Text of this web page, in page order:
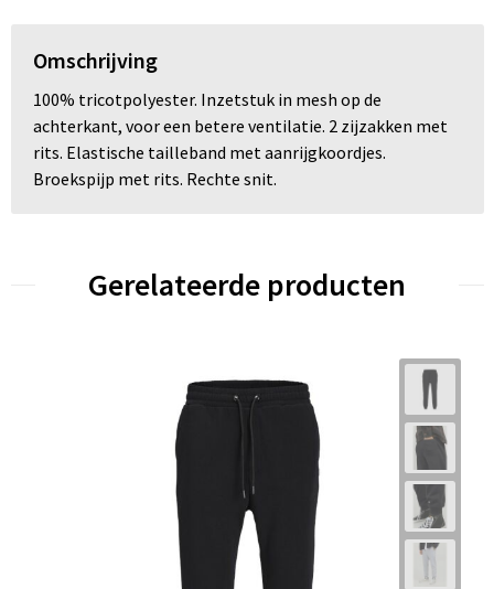
Omschrijving
100% tricotpolyester. Inzetstuk in mesh op de
achterkant, voor een betere ventilatie. 2 zijzakken met
rits. Elastische tailleband met aanrijgkoordjes.
Broekspijp met rits. Rechte snit.
Gerelateerde producten